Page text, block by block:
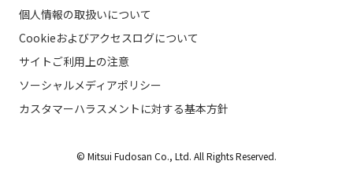
個人情報の取扱いについて
Cookieおよびアクセスログについて
サイトご利用上の注意
ソーシャルメディアポリシー
カスタマーハラスメントに対する基本方針
© Mitsui Fudosan Co., Ltd. All Rights Reserved.